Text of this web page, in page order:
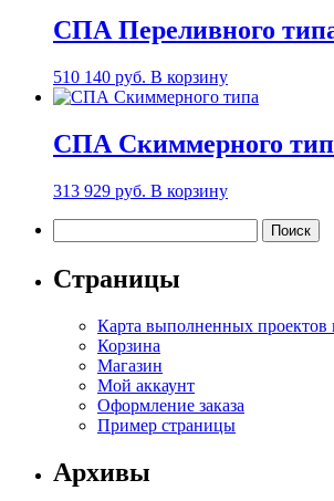
СПА Переливного
510 140 руб. В корзину
СПА Скиммерного
313 929 руб. В корзину
Страницы
Карта выполненных проектов
Корзина
Магазин
Мой аккаунт
Оформление заказа
Пример страницы
Архивы